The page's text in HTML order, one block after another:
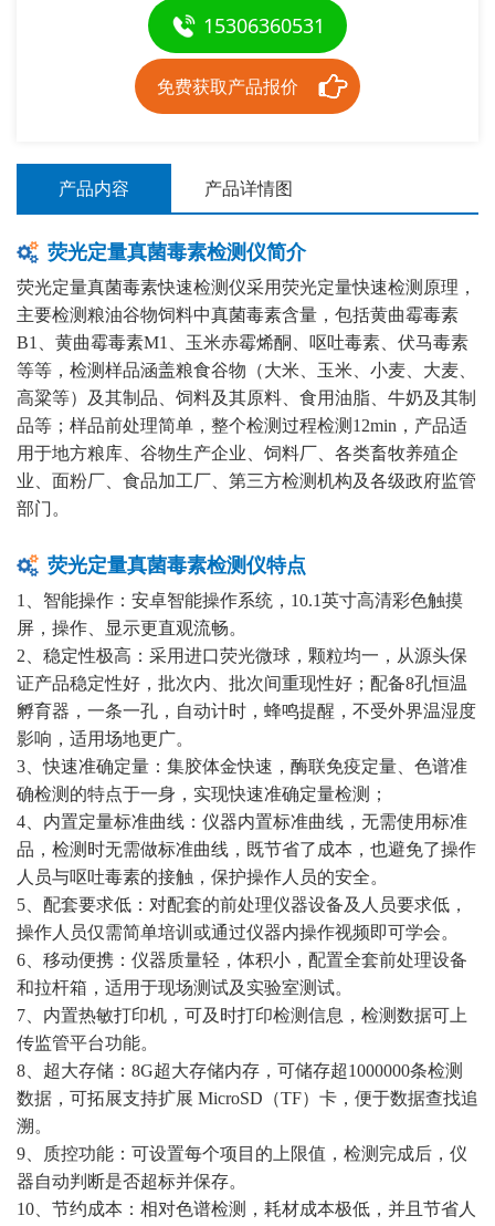
15306360531
免费获取产品报价
产品内容 产品详情图
荧光定量真菌毒素检测仪简介
荧光定量真菌毒素快速检测仪采用荧光定量快速检测原理，
主要检测粮油谷物饲料中真菌毒素含量，包括黄曲霉毒素
B1、黄曲霉毒素M1、玉米赤霉烯酮、呕吐毒素、伏马毒素
等等，检测样品涵盖粮食谷物（大米、玉米、小麦、大麦、
高粱等）及其制品、饲料及其原料、食用油脂、牛奶及其制
品等；样品前处理简单，整个检测过程检测12min，产品适
用于地方粮库、谷物生产企业、饲料厂、各类畜牧养殖企
业、面粉厂、食品加工厂、第三方检测机构及各级政府监管
部门。
荧光定量真菌毒素检测仪特点
1、智能操作：安卓智能操作系统，10.1英寸高清彩色触摸
屏，操作、显示更直观流畅。
2、稳定性极高：采用进口荧光微球，颗粒均一，从源头保
证产品稳定性好，批次内、批次间重现性好；配备8孔恒温
孵育器，一条一孔，自动计时，蜂鸣提醒，不受外界温湿度
影响，适用场地更广。
3、快速准确定量：集胶体金快速，酶联免疫定量、色谱准
确检测的特点于一身，实现快速准确定量检测；
4、内置定量标准曲线：仪器内置标准曲线，无需使用标准
品，检测时无需做标准曲线，既节省了成本，也避免了操作
人员与呕吐毒素的接触，保护操作人员的安全。
5、配套要求低：对配套的前处理仪器设备及人员要求低，
操作人员仅需简单培训或通过仪器内操作视频即可学会。
6、移动便携：仪器质量轻，体积小，配置全套前处理设备
和拉杆箱，适用于现场测试及实验室测试。
7、内置热敏打印机，可及时打印检测信息，检测数据可上
传监管平台功能。
8、超大存储：8G超大存储内存，可储存超1000000条检测
数据，可拓展支持扩展 MicroSD（TF）卡，便于数据查找追
溯。
9、质控功能：可设置每个项目的上限值，检测完成后，仪
器自动判断是否超标并保存。
10、节约成本：相对色谱检测，耗材成本极低，并且节省人